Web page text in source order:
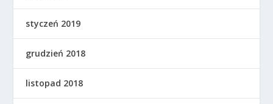
styczeń 2019
grudzień 2018
listopad 2018